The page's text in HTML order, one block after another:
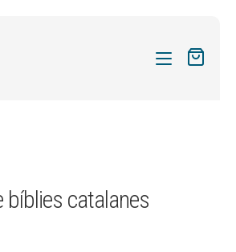
bíblies catalanes